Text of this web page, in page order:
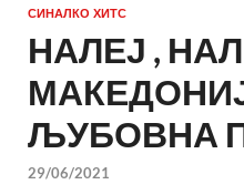
СИНАЛКО ХИТС
НАЛЕЈ ,
ЉУБОВНА
29/06/2021